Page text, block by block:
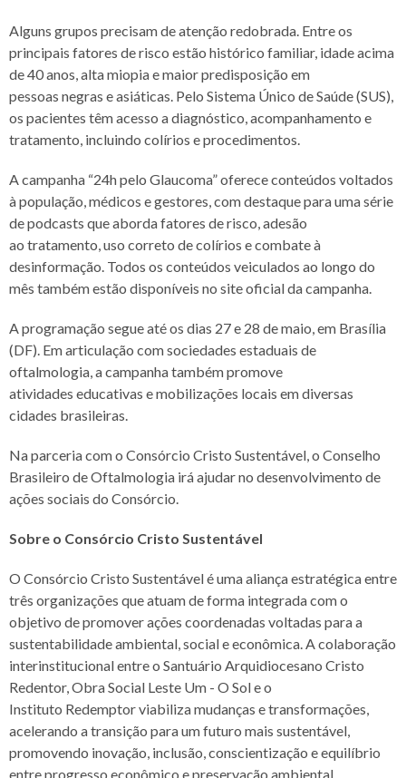
Alguns grupos precisam de atenção redobrada. Entre os
principais fatores de risco estão histórico familiar, idade acima
de 40 anos, alta miopia e maior predisposição em
pessoas negras e asiáticas. Pelo Sistema Único de Saúde (SUS),
os pacientes têm acesso adiagnóstico, acompanhamento e
tratamento, incluindo colírios e procedimentos.
A campanha “24h pelo Glaucoma” oferece conteúdos voltados
à população, médicos egestores, com destaque para uma série
de podcasts que aborda fatores de risco, adesão
ao tratamento, uso correto de colírios e combate à
desinformação. Todos os conteúdos veiculados ao longo do
mês também estão disponíveis no site oficial da campanha.
A programação segue até os dias 27 e 28 de maio, em Brasília
(DF). Em articulação comsociedades estaduais de
oftalmologia, a campanha também promove
atividades educativas e mobilizações locais em diversas
cidades brasileiras.
Na parceria com o Consórcio Cristo Sustentável, o Conselho
Brasileiro de Oftalmologia irá ajudar no desenvolvimento de
ações sociais do Consórcio.
Sobre o Consórcio Cristo Sustentável
O Consórcio Cristo Sustentável é uma aliança estratégica entre
três organizações queatuam de forma integrada com o
objetivo de promover ações coordenadas voltadas paraa
sustentabilidade ambiental, social e econômica. A colaboração
interinstitucional entre o Santuário Arquidiocesano Cristo
Redentor, Obra Social Leste Um - O Sol e o
Instituto Redemptor viabiliza mudanças e transformações,
acelerando a transição para um futuro mais sustentável,
promovendo inovação, inclusão, conscientização e equilíbrio
entreprogresso econômico e preservação ambiental.